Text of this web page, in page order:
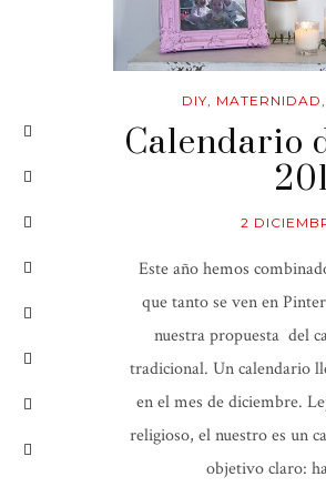
DIY MATERNIDAD
Calendario
2
Este año hemos
que tanto se ven en
nuestra propuesta del
tradicional. Un calendario
en el mes de diciembre.
religioso, el nuestro es un
objetivo claro: